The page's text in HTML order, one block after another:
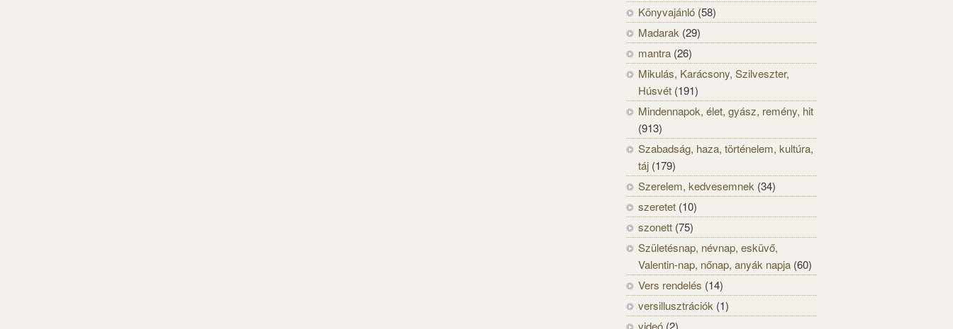
Könyvajánló (58)
Madarak (29)
mantra (26)
Mikulás, Karácsony, Szilveszter,
Húsvét (191)
Mindennapok, élet, gyász, remény, hit
(913)
Szabadság, haza, történelem, kultúra,
táj (179)
Szerelem, kedvesemnek (34)
szeretet (10)
szonett (75)
Születésnap, névnap, esküvő,
Valentin-nap, nőnap, anyák napja (60)
Vers rendelés (14)
versillusztrációk (1)
videó (2)